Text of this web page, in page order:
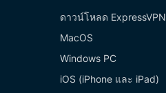
ดาวน์โหลด ExpressVPN
MacOS
Windows PC
iOS (iPhone และ iPad)